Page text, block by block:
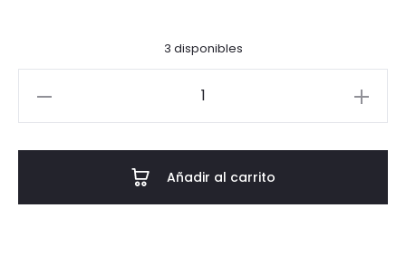
3 disponibles
Añadir al carrito